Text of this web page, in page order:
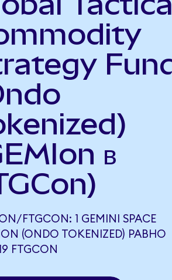
в
FTGCON: 1 GEMINI SPACE
(ONDO TOKENIZED) РАВНО
FTGCON